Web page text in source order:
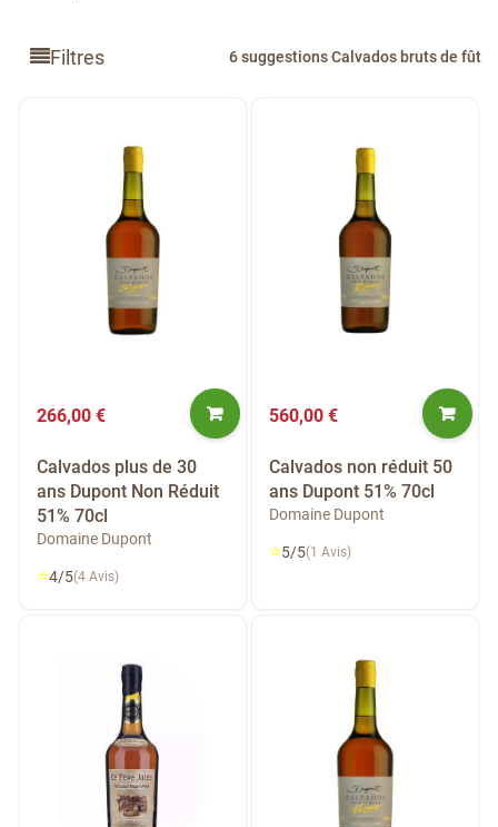
Filtres 6 suggestions Calvados bruts de fût
266,00 €
Calvados plus de 30
ans Dupont Non Réduit
51% 70cl
Domaine Dupont
⭐4/5(4 Avis)
560,00 €
Calvados non réduit 50
ans Dupont 51% 70cl
Domaine Dupont
⭐5/5(1 Avis)